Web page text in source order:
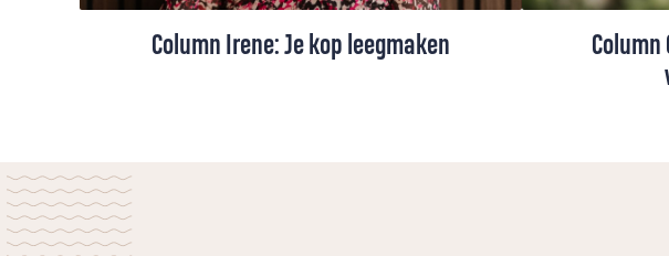
Column Irene: Je kop leegmaken
Lege tijd is nodig, een tijd zonder moeten.